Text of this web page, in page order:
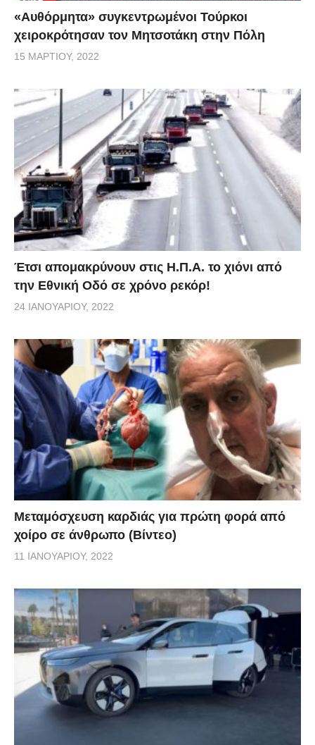
«Αυθόρμητα» συγκεντρωμένοι Τούρκοι
χειροκρότησαν τον Μητσοτάκη στην Πόλη
15 ΜΑΡΤΊΟΥ, 2022
Έτσι απομακρύνουν στις Η.Π.Α. το χιόνι από
την Εθνική Οδό σε χρόνο ρεκόρ!
24 ΙΑΝΟΥΑΡΊΟΥ, 2022
Μεταμόσχευση καρδιάς για πρώτη φορά από
χοίρο σε άνθρωπο (Βίντεο)
11 ΙΑΝΟΥΑΡΊΟΥ, 2022